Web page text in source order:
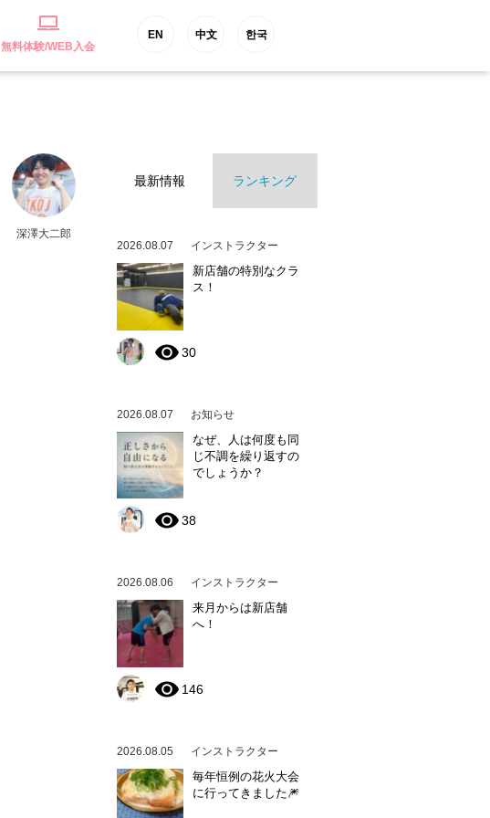
無料体験/WEB入会
EN 中文 한국
深澤大二郎
最新情報 ランキング
2026.08.07 インストラクター
新店舗の特別なクラ
ス！
30
2026.08.07 お知らせ
なぜ、人は何度も同
じ不調を繰り返すの
でしょうか？
38
2026.08.06 インストラクター
来月からは新店舗
へ！
146
2026.08.05 インストラクター
毎年恒例の花火大会
に行ってきました🎆